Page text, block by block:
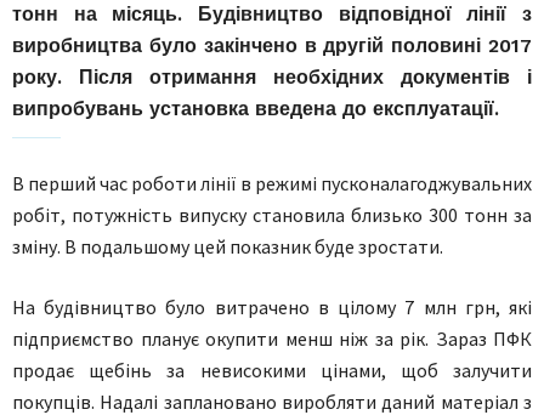
тонн на місяць. Будівництво відповідної лінії з
виробництва було закінчено в другій половині 2017
року. Після отримання необхідних документів і
випробувань установка введена до експлуатації.
В перший час роботи лінії в режимі пусконалагоджувальних
робіт, потужність випуску становила близько 300 тонн за
зміну. В подальшому цей показник буде зростати.
На будівництво було витрачено в цілому 7 млн ​​грн, які
підприємство планує окупити менш ніж за рік. Зараз ПФК
продає щебінь за невисокими цінами, щоб залучити
покупців. Надалі заплановано виробляти даний матеріал з